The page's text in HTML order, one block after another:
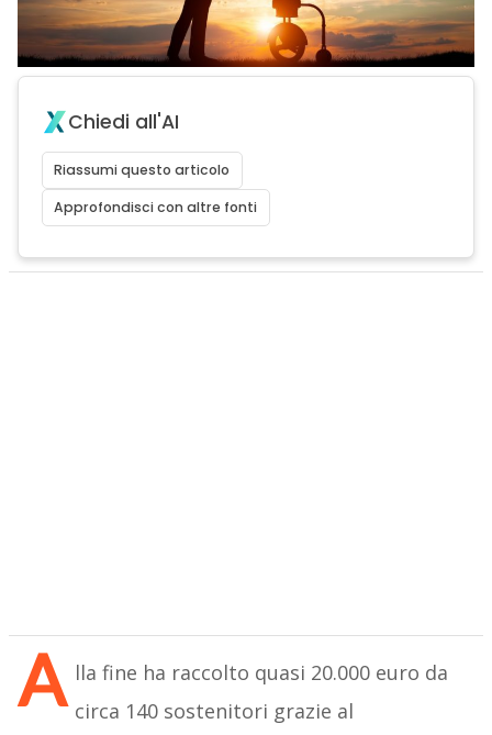
Chiedi all'AI
Riassumi questo articolo
Approfondisci con altre fonti
A lla fine ha raccolto quasi 20.000 euro da
circa 140 sostenitori grazie al